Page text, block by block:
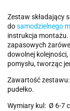
Zestaw składający
dosamodzielnego
instrukcja montażu.
zapasowych
dowolnej kolejności,
pomysłu, tworząc
Zawartość
pudełko.
Wymiary kul: Ø 6-7